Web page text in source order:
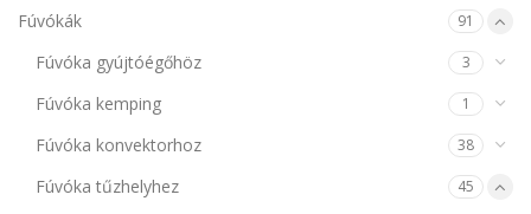
Fúvókák 91
Fúvóka gyújtóégőhöz 3
Fúvóka kemping 1
Fúvóka konvektorhoz 38
Fúvóka tűzhelyhez 45